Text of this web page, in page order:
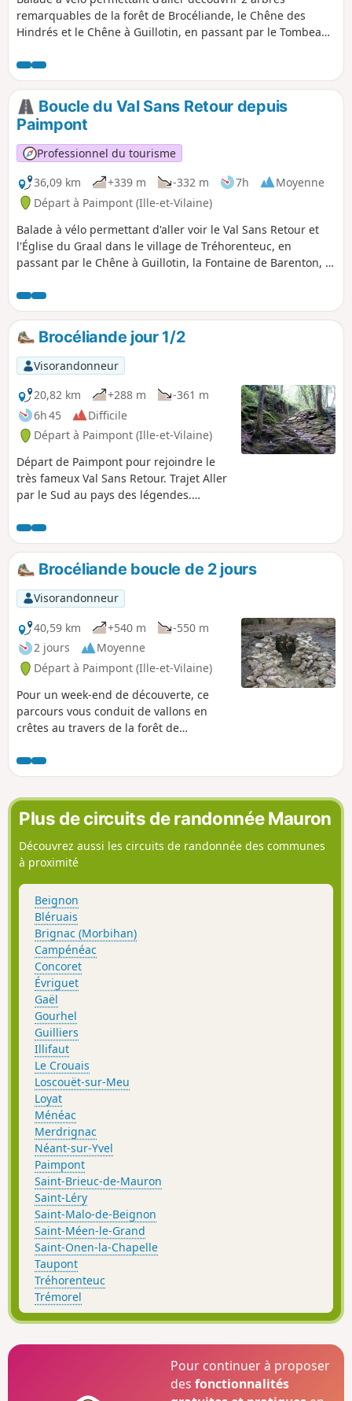
remarquables de la forêt de Brocéliande, le Chêne des
Hindrés et le Chêne à Guillotin, en passant par le Tombeau
Boucle du Val Sans Retour depuis
Paimpont
Professionnel du tourisme
36,09 km
+339 m -332 m 7h
Moyenne
Départ à Paimpont (Ille-et-Vilaine)
Balade à vélo permettant d'aller voir le Val Sans Retour et
l'Église du Graal dans le village de Tréhorenteuc, en
passant par le Chêne à Guillotin, la Fontaine de Barenton, la
Jardin au Moine.
Brocéliande jour 1/2
Visorandonneur
20,82 km
+288 m
-361 m
6h 45
Difficile
Départ à Paimpont (Ille-et-Vilaine)
Départ de Paimpont pour rejoindre le
très fameux Val Sans Retour. Trajet Aller
par le Sud au pays des légendes.
Brocéliande.
Brocéliande boucle de 2 jours
Visorandonneur
40,59 km
+540 m
-550 m
2 jours
Moyenne
Départ à Paimpont (Ille-et-Vilaine)
Pour un week-end de découverte, ce
parcours vous conduit de vallons en
crêtes au travers de la forêt de
Plus de circuits de randonnée Mauron
Découvrez aussi les circuits de randonnée des communes
à proximité
Beignon
Bléruais
Brignac (Morbihan)
Campénéac
Concoret
Évriguet
Gaël
Gourhel
Guilliers
Illifaut
Le Crouais
Loscouët-sur-Meu
Loyat
Ménéac
Merdrignac
Néant-sur-Yvel
Paimpont
Saint-Brieuc-de-Mauron
Saint-Léry
Saint-Malo-de-Beignon
Saint-Méen-le-Grand
Saint-Onen-la-Chapelle
Taupont
Tréhorenteuc
Trémorel
Pour continuer à proposer
desfonctionnalités